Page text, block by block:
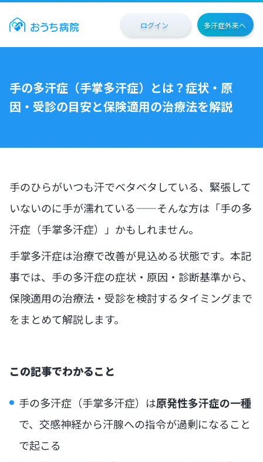
ログイン 多汗症外来へ
手の多汗症（手掌多汗症）とは？症状・原
因・受診の目安と保険適用の治療法を解説
手のひらがいつも汗でベタベタしている、緊張して
いないのに手が濡れている——そんな方は「手の多
汗症（手掌多汗症）」かもしれません。
手掌多汗症は治療で改善が見込める状態です。本記
事では、手の多汗症の症状・原因・診断基準から、
保険適用の治療法・受診を検討するタイミングまで
をまとめて解説します。
この記事でわかること
手の多汗症（手掌多汗症）は原発性多汗症の一種
で、交感神経から汗腺への指令が過剰になること
で起こる